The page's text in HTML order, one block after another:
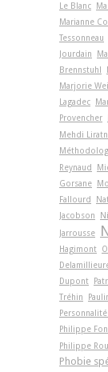
Le Blanc
Marianne
Tessonneau
Jourdain
Brennstuhl
Marjorie
Lagadec
Provencher
Mehdi
Reynaud
Gorsane
Fallourd
Jacobson
Jarrousse
Hagimont
Dupont
Tréhin
Philippe
Philippe
Phobie